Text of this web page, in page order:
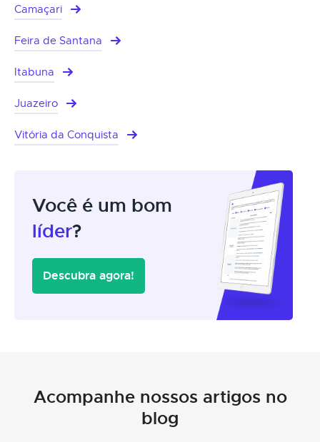
Camaçari
Feira de Santana
Itabuna
Juazeiro
Vitória da Conquista
Você é um bom
líder?
Descubra agora!
Acompanhe nossos artigos no
blog